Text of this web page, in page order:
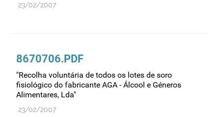
23/02/2007
8670706.PDF
"Recolha voluntária de todos os lotes de soro
fisiológico do fabricante AGA - Álcool e Géneros
Alimentares, Lda"
23/02/2007